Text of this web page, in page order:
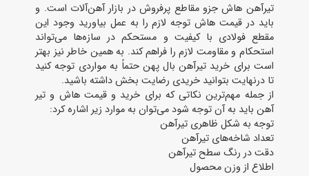
تیرآهن هاش جزو مقاطع پرفروش در بازار آهن‌آلات است. و
باید در قیمت هاش توجه لازم را به عمل بیاورید وجود این
مقطع فولادی با کیفیت و مستحکم در سازه‌ها می‌تواند
استحکام و مقاومت لازم را فراهم کند. به‌ همین خاطر نیز بهتر
است برای خرید تیرآهن بال پهن حتماً به مواردی توجه کنید
تا درنهایت بتوانید خریدی رضایت‌ بخش داشته باشید.
از جمله مهم‌ترین نکاتی که برای خرید و قیمت هاش و تیر
آهن باید به آن توجه شود می‌توان به موارد زیر اشاره کرد:
توجه به شکل ظاهری تیرآهن
تعداد شاخه‌های تیرآهن
دقت در رنگ سطح تیرآهن
اطلاع از وزن محصول